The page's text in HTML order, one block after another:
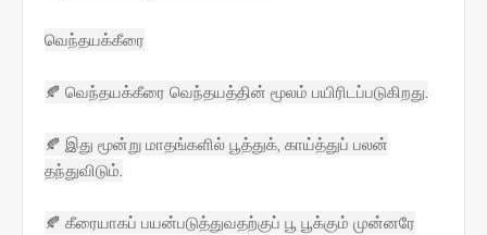
வெந்தயக்கீரை
🍂 வெந்தயக்கீரை வெந்தயத்தின் மூலம் பயிரிடப்படுகிறது.
🍂 இது மூன்று மாதங்களில் பூத்துக், காய்த்துப் பலன்
தந்துவிடும்.
🍂 கீரையாகப் பயன்படுத்துவதற்குப் பூ பூக்கும் முன்னரே